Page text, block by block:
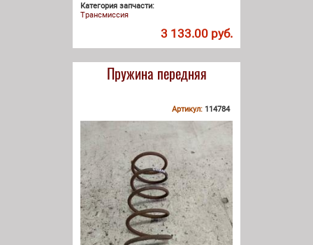
Категория запчасти:
Трансмиссия
3 133.00 руб.
Пружина передняя
Артикул: 114784